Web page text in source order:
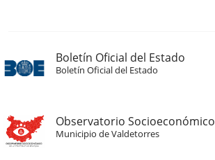
Boletín Oficial del Estado
Boletín Oficial del Estado
Observatorio Socioeconómico
Municipio de Valdetorres